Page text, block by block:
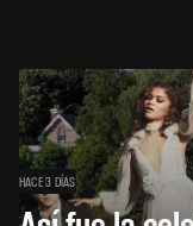
HACE 3 DÍAS